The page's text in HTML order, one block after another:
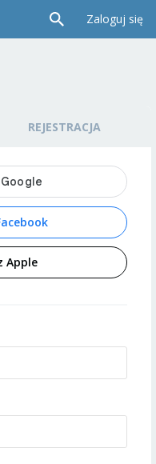
Zaloguj się
REJESTRACJA
Apple